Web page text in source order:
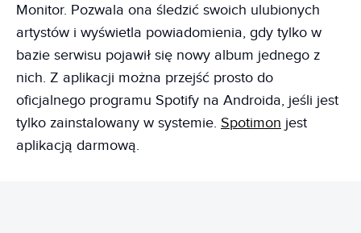
Monitor. Pozwala ona śledzić swoich ulubionych
artystów i wyświetla powiadomienia, gdy tylko w
bazie serwisu pojawił się nowy album jednego z
nich. Z aplikacji można przejść prosto do
oficjalnego programu Spotify na Androida, jeśli jest
tylko zainstalowany w systemie. Spotimon jest
aplikacją darmową.